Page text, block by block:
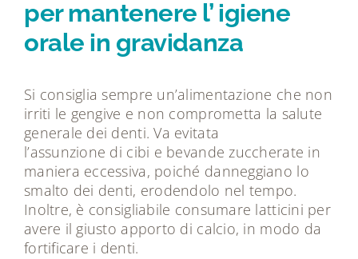
per mantenere l’ igiene
orale in gravidanza
Si consiglia sempre un’alimentazione che non
irriti le gengive e non comprometta la salute
generale dei denti. Va evitata
l’assunzione di cibi e bevande zuccherate in
maniera eccessiva, poiché danneggiano lo
smalto dei denti, erodendolo nel tempo.
Inoltre, è consigliabile consumare latticini per
avere il giusto apporto di calcio, in modo da
fortificare i denti.